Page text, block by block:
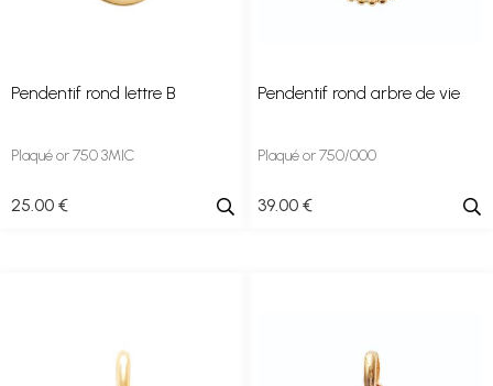
Pendentif rond lettre B
Plaqué or 750 3MIC
25.00 €
Pendentif rond arbre de vie
Plaqué or 750/000
39.00 €